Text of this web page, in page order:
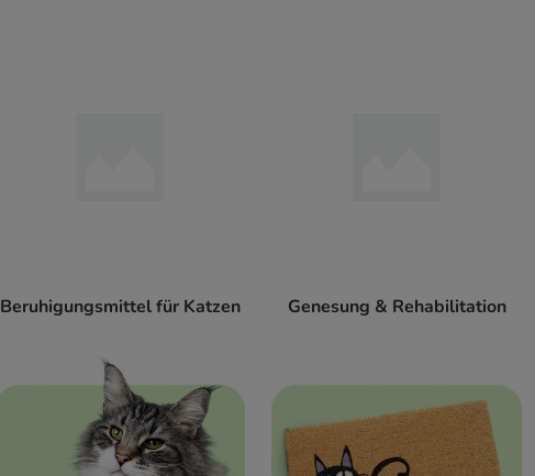
Beruhigungsmittel für Katzen Genesung & Rehabilitation